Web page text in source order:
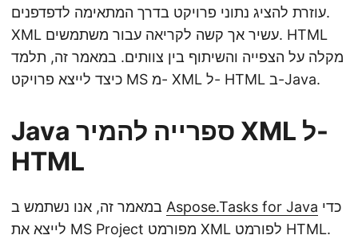
עוזרת להציג נתוני פרויקט בדרך המתאימה לדפדפנים.
XML עשיר אך קשה לקריאה עבור משתמשים. HTML
מקלה על הצפייה והשיתוף בין צוותים. במאמר זה, תלמד
כיצד לייצא פרויקט MS מ- XML ל- HTML ב-Java.
Java ספרייה להמיר XML ל-
HTML
Aspose.Tasks for Java
לייצא את MS Project מפורמט XML לפורמט HTML.